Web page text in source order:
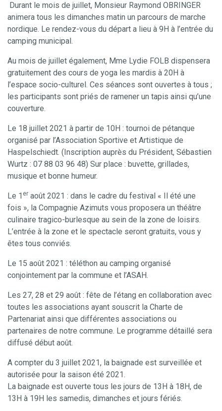
Durant le mois de juillet, Monsieur Raymond OBRINGER
animera tous les dimanches matin un parcours de marche
nordique. Le rendez-vous du départ a lieu à 9H à l’entrée du
camping municipal.
Au mois de juillet également, Mme Lydie FOLB dispensera
gratuitement des cours de yoga les mardis à 20H à
l’espace socio-culturel. Ces séances sont ouvertes à tous ;
les participants sont priés de ramener un tapis ainsi qu’une
couverture.
Le 18 juillet 2021 à partir de 10H : tournoi de pétanque
organisé par l’Association Sportive et Artistique de
Haspelschiedt. (Inscription auprès du Président, Sébastien
Wurtz : 07 88 03 96 48) Sur place : buvette, grillades,
musique et bonne humeur.
Le 1 er août 2021 : dans le cadre du festival « Il été une
fois », la Compagnie Azimuts vous proposera un théâtre
culinaire tragico-burlesque au sein de la zone de loisirs.
L’entrée à la zone et le spectacle seront gratuits, vous y
êtes tous conviés.
Le 15 août 2021 : téléthon au camping organisé
conjointement par la commune et l’ASAH.
Les 27, 28 et 29 août : fête de l’étang en collaboration avec
toutes les associations ayant souscrit la Charte de
Partenariat ainsi que différentes associations ou
partenaires de notre commune. Le programme détaillé sera
diffusé début août.
A compter du 3 juillet 2021, la baignade est surveillée et
autorisée pour la saison été 2021.
La baignade est ouverte tous les jours de 13H à 18H, de
13H à 19H les samedis, dimanches et jours fériés.